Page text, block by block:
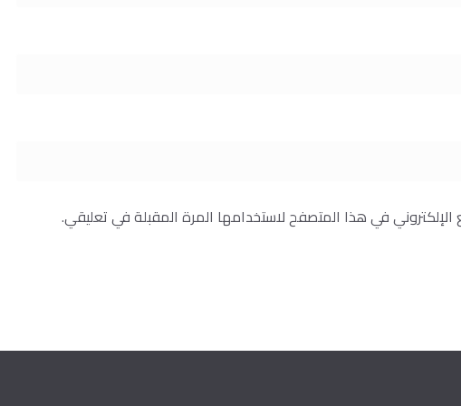
في هذا المتصفح لاستخدامها المرة المقبلة في تعليقي.